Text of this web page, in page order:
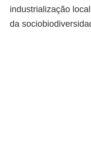
industrialização
da